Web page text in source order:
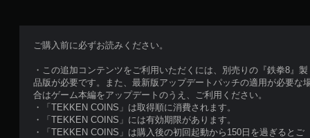
ご購入前に必ずお読みください。
・この追加コンテンツをご利用いただくには、別売りの『鉄拳8』製
品版が必要です。また、最新版アップデートパッチの適用が必要な
合はゲーム本編をアップデートのうえ、ご利用ください。
・「TEKKEN COINS」は取得順に消費されます。
・「TEKKEN COINS」には有効期限があります。
・「TEKKEN COINS」は購入後の初回起動から150日を過ぎるとご